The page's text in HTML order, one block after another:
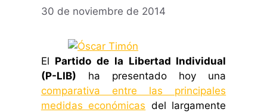
30 de noviembre de 2014
El Partido de la Libertad Individual
(P-LIB) ha presentado hoy una
comparativa entre las principales
medidas económicas del largamente